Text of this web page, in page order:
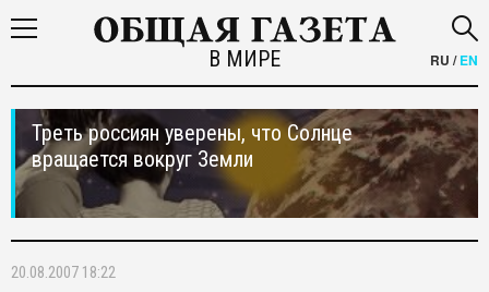
В МИРЕ RU /EN
Треть россиян уверены, что Солнце
вращается вокруг Земли
20.08.2007 18:22